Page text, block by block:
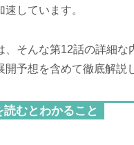
速しています。
、そんな第12話の詳細な
開予想を含めて徹底解説
読むとわかること